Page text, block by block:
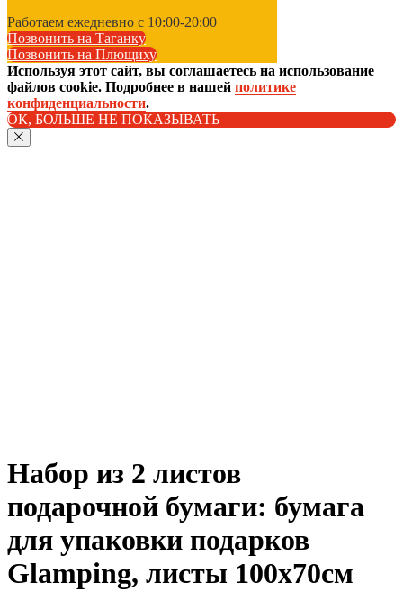
Работаем ежедневно с 10:00-20:00
Позвонить на Таганку
Позвонить на Плющиху
Используя этот сайт, вы соглашаетесь на использование
файлов cookie. Подробнее в нашей политике
конфиденциальности.
ОК, БОЛЬШЕ НЕ ПОКАЗЫВАТЬ
Набор из 2 листов
подарочной бумаги: бумага
для упаковки подарков
Glamping, листы 100х70см